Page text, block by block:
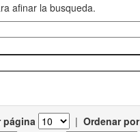
afinar la busqueda.
página | Ordenar por